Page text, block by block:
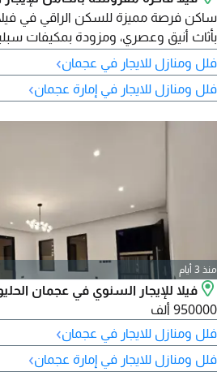
ساكن فرصة مميزة للسكن الراقي في
بأثاث أنيق وعصري، ومزودة بمكيفات
بالكامل - أول ساكن صالة معيشة
بالكامل (موقد + فرن + ميكروويف) غرفة
فلل ومنازل للايجار في عجمان›
فلل ومنازل للايجار في إمارة عجمان›
منذ 3 أيام
950000 ألف
فلل ومنازل للايجار في عجمان›
فلل ومنازل للايجار في إمارة عجمان›